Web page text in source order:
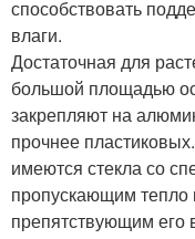
способствовать
влаги.
Достаточная для
большой площадью
закрепляют на
прочнее
имеются стекла со
пропускающим
препятствующим его